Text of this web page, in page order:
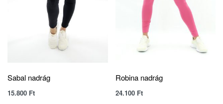
Sabal nadrág
15.800 Ft
Robina nadrág
24.100 Ft